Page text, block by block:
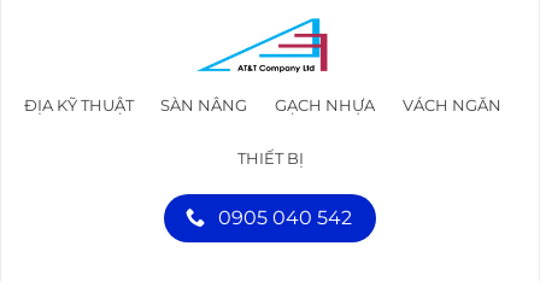
ĐỊA KỸ THUẬT SÀN NÂNG GẠCH NHỰA VÁCH NGĂN
THIẾT BỊ
0905 040 542